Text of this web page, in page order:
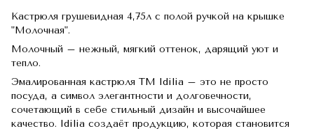
Кастрюля грушевидная 4,75л с полой ручкой на крышке
"Молочная".
Молочный – нежный, мягкий оттенок, дарящий уют и
тепло.
Эмалированная кастрюля TM Idilia – это не просто
посуда, а символ элегантности и долговечности,
сочетающий в себе стильный дизайн и высочайшее
качество. Idilia создаёт продукцию, которая становится